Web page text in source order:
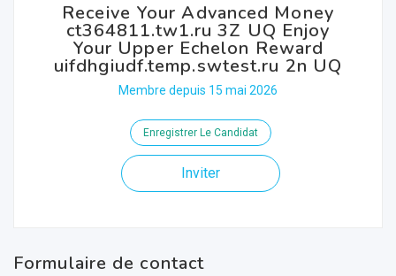
Receive Your Advanced Money
ct364811.tw1.ru 3Z UQ Enjoy
Your Upper Echelon Reward
uifdhgiudf.temp.swtest.ru 2n UQ
Membre depuis 15 mai 2026
Enregistrer Le Candidat
Inviter
Formulaire de contact